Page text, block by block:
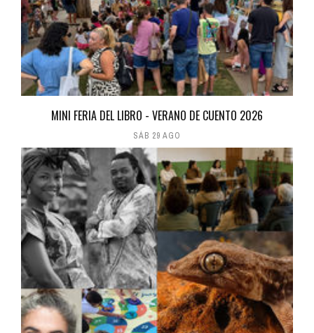
MINI FERIA DEL LIBRO - VERANO DE CUENTO 2026
SÁB 29 AGO